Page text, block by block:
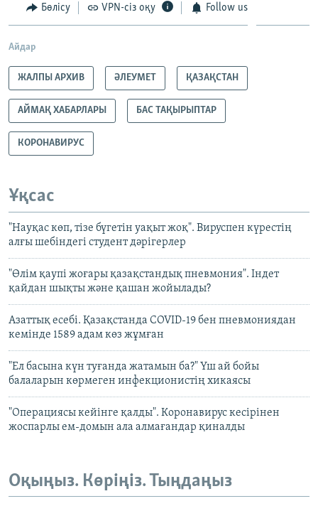
Бөлісу VPN-сіз оқу Follow us
Айдар
ЖАЛПЫ АРХИВ ӘЛЕУМЕТ ҚАЗАҚСТАН
АЙМАҚ ХАБАРЛАРЫ БАС ТАҚЫРЫПТАР
КОРОНАВИРУС
Ұқсас
"Науқас көп, тізе бүгетін уақыт жоқ". Вируспен күрестің
алғы шебіндегі студент дәрігерлер
"Өлім қаупі жоғары қазақстандық пневмония". Індет
қайдан шықты және қашан жойылады?
Азаттық есебі. Қазақстанда COVID-19 бен пневмониядан
кемінде 1589 адам көз жұмған
"Ел басына күн туғанда жатамын ба?" Үш ай бойы
балаларын көрмеген инфекционистің хикаясы
"Операциясы кейінге қалды". Коронавирус кесірінен
жоспарлы ем-домын ала алмағандар қиналды
Оқыңыз. Көріңіз. Тыңдаңыз